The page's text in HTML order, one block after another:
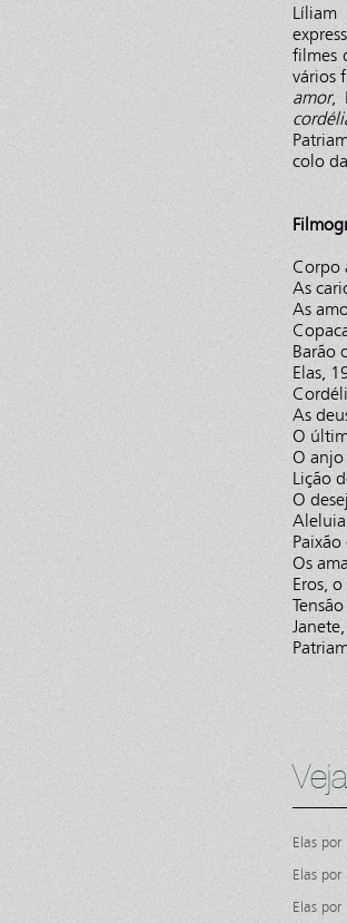
Líliam
filmes
vários
amor,
colo
Corpo
As
As
Barão
Elas,
As
O
O
Lição
O
Os
Eros,
Elas por
Elas por
Elas por